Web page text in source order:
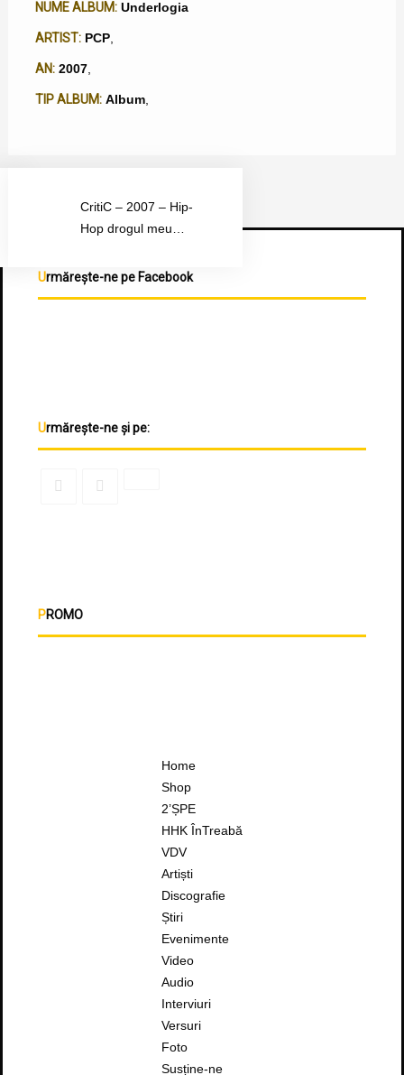
NUME ALBUM: Underlogia
ARTIST: PCP,
AN: 2007,
TIP ALBUM: Album,
CritiC – 2007 – Hip-
Hop drogul meu…
Urmărește-ne pe Facebook
Urmărește-ne și pe:
PROMO
Home
Shop
2’ȘPE
HHK ÎnTreabă
VDV
Artiști
Discografie
Știri
Evenimente
Video
Audio
Interviuri
Versuri
Foto
Susține-ne